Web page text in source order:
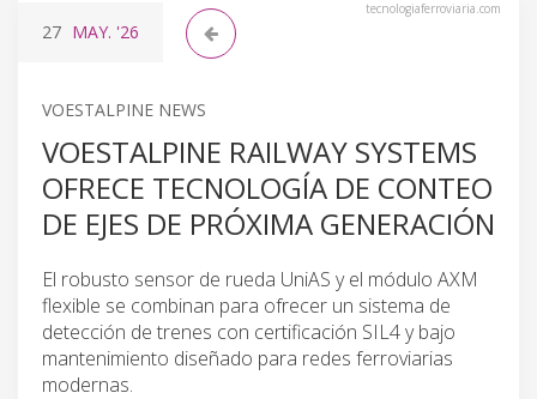
tecnologiaferroviaria.com
27 MAY. '26
VOESTALPINE NEWS
VOESTALPINE RAILWAY SYSTEMS
OFRECE TECNOLOGÍA DE CONTEO
DE EJES DE PRÓXIMA GENERACIÓN
El robusto sensor de rueda UniAS y el módulo AXM
flexible se combinan para ofrecer un sistema de
detección de trenes con certificación SIL4 y bajo
mantenimiento diseñado para redes ferroviarias
modernas.